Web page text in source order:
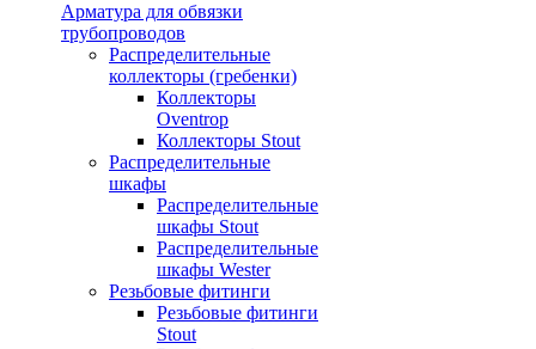
Арматура для обвязки
трубопроводов
Распределительные
коллекторы (гребенки)
Коллекторы
Oventrop
Коллекторы Stout
Распределительные
шкафы
Распределительные
шкафы Stout
Распределительные
шкафы Wester
Резьбовые фитинги
Резьбовые фитинги
Stout